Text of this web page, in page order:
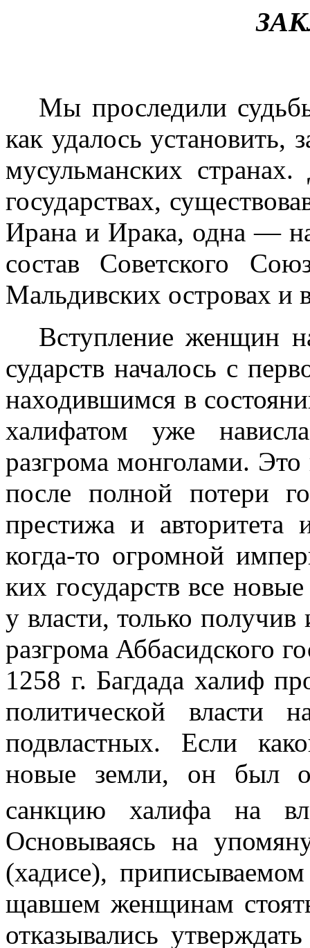
Мы проследили
как удалось установить,
мусульманских
государствах,
Ирана и Ирака, одна —
состав Советского
Мальдивских островах и
Вступление женщин
сударств началось с
находившимся в
халифатом уже
разгрома монголами.
после полной потери
престижа и авторитета
когда-то огромной
ких государств все
у власти, только
разгрома Аббасидского
1258 г. Багдада халиф
политической власти
подвластных. Если
новые земли, он был
санкцию халифа на
Основываясь на
(хадисе),
щавшем женщинам
отказывались утверждать